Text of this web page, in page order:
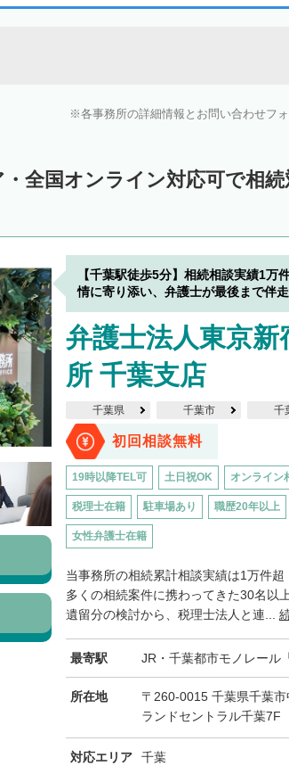
各事務所の詳細情報とお問い合わせフ
全国オンライン対応可で相
【千葉駅徒歩5分】相続相談実績1万
情に寄り添い、弁護士が最後まで伴
弁護士法人東京新
所 千葉支店
千葉県 千葉市 千
初回相談無料
19時以降TEL可 土日祝OK オンライン
税理士在籍 駐車場あり 職歴20年以上
女性弁護士在籍
当事務所の相続累計相談実績は1万件
多くの相続案件に携わってきた30名以
遺留分の検討から、税理士法人と連...
最寄駅 JR・千葉都市モノレール
所在地
〒260-0015 千葉県千葉
ランドセントラル千葉7F
対応エリア 千葉